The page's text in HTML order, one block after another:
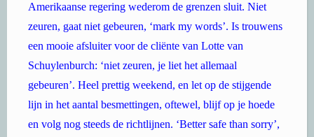
Amerikaanse regering wederom de grenzen sluit. Niet
zeuren, gaat niet gebeuren, ‘mark my words’. Is trouwens
een mooie afsluiter voor de cliënte van Lotte van
Schuylenburch: ‘niet zeuren, je liet het allemaal
gebeuren’. Heel prettig weekend, en let op de stijgende
lijn in het aantal besmettingen, oftewel, blijf op je hoede
en volg nog steeds de richtlijnen. ‘Better safe than sorry’,